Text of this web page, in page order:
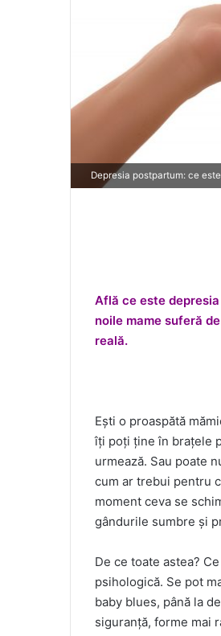
Depresia postpartum: ce
Află ce este
noile mame suferă
reală.
Ești o proaspătă
îți poți ține în brațele
urmează. Sau poate
cum ar trebui pentru
moment ceva se
gândurile sumbre și
De ce toate astea?
psihologică. Se pot
baby blues, până la
siguranță, forme mai